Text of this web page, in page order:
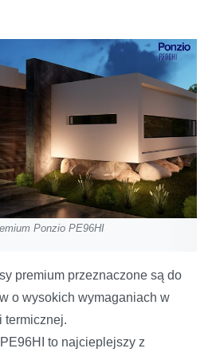
Ponzio PE96HI
premium przeznaczone są do
o wysokich wymaganiach w
termicznej.
to najcieplejszy z